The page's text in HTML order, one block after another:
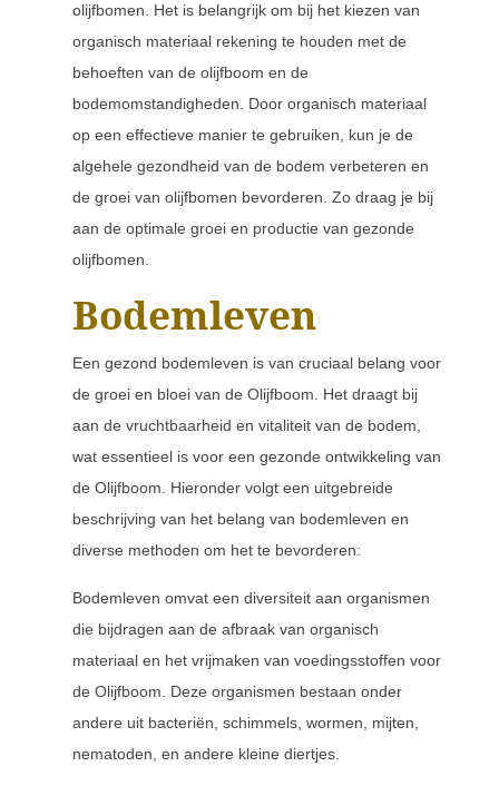
olijfbomen. Het is belangrijk om bij het kiezen van
organisch materiaal rekening te houden met de
behoeften van de olijfboom en de
bodemomstandigheden. Door organisch materiaal
op een effectieve manier te gebruiken, kun je de
algehele gezondheid van de bodem verbeteren en
de groei van olijfbomen bevorderen. Zo draag je bij
aan de optimale groei en productie van gezonde
olijfbomen.
Bodemleven
Een gezond bodemleven is van cruciaal belang voor
de groei en bloei van de Olijfboom. Het draagt bij
aan de vruchtbaarheid en vitaliteit van de bodem,
wat essentieel is voor een gezonde ontwikkeling van
de Olijfboom. Hieronder volgt een uitgebreide
beschrijving van het belang van bodemleven en
diverse methoden om het te bevorderen:
Bodemleven omvat een diversiteit aan organismen
die bijdragen aan de afbraak van organisch
materiaal en het vrijmaken van voedingsstoffen voor
de Olijfboom. Deze organismen bestaan onder
andere uit bacteriën, schimmels, wormen, mijten,
nematoden, en andere kleine diertjes.